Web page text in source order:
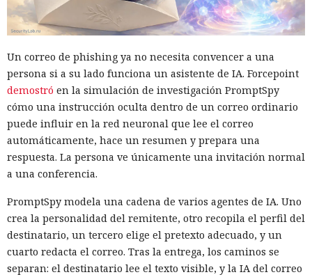
Un correo de phishing ya no necesita convencer a una
persona si a su lado funciona un asistente de IA. Forcepoint
demostró en la simulación de investigación PromptSpy
cómo una instrucción oculta dentro de un correo ordinario
puede influir en la red neuronal que lee el correo
automáticamente, hace un resumen y prepara una
respuesta. La persona ve únicamente una invitación normal
a una conferencia.
PromptSpy modela una cadena de varios agentes de IA. Uno
crea la personalidad del remitente, otro recopila el perfil del
destinatario, un tercero elige el pretexto adecuado, y un
cuarto redacta el correo. Tras la entrega, los caminos se
separan: el destinatario lee el texto visible, y la IA del correo